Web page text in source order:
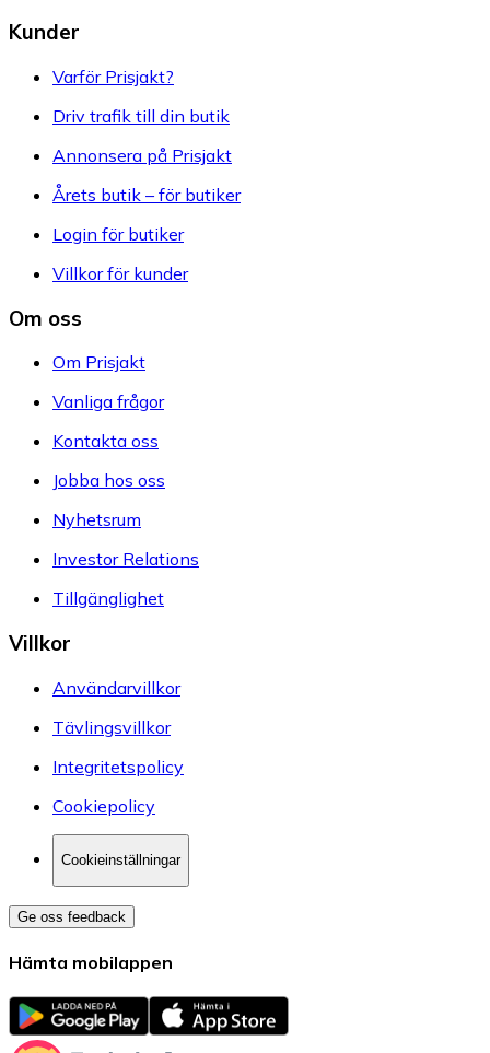
Kunder
Varför Prisjakt?
Driv trafik till din butik
Annonsera på Prisjakt
Årets butik – för butiker
Login för butiker
Villkor för kunder
Om oss
Om Prisjakt
Vanliga frågor
Kontakta oss
Jobba hos oss
Nyhetsrum
Investor Relations
Tillgänglighet
Villkor
Användarvillkor
Tävlingsvillkor
Integritetspolicy
Cookiepolicy
Cookieinställningar
Ge oss feedback
Hämta mobilappen